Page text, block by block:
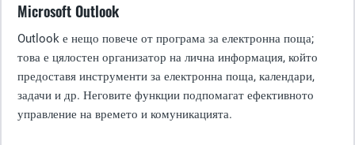
Microsoft Outlook
Outlook е нещо повече от програма за електронна поща;
това е цялостен организатор на лична информация, който
предоставя инструменти за електронна поща, календари,
задачи и др. Неговите функции подпомагат ефективното
управление на времето и комуникацията.